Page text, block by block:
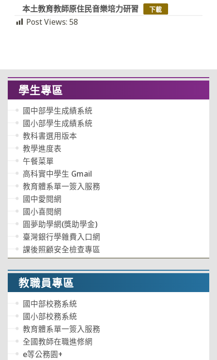
本土教育教師原住民音樂培力研習
下載
Post Views: 58
學生專區
國中部學生成績系統
國小部學生成績系統
教科書選用版本
教學進度表
午餐菜單
高科實中學生 Gmail
教育體系單一簽入服務
國中愛閱網
國小喜閱網
圓夢助學網(獎助學金)
臺灣銀行學雜費入口網
課後照顧安全檢查專區
教職員專區
國中部校務系統
國小部校務系統
教育體系單一簽入服務
全國教師在職進修網
e等公務園+